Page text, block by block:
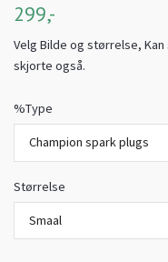
299,-
Velg Bilde og størrelse,
skjorte også.
%Type
Champion spark plugs
Størrelse
Smaal